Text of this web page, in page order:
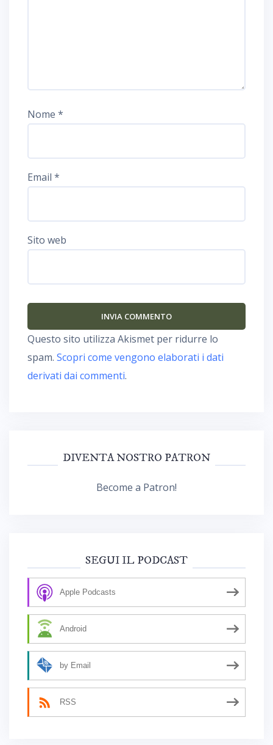
Nome *
Email *
Sito web
Questo sito utilizza Akismet per ridurre lo
spam. Scopri come vengono elaborati i dati
derivati dai commenti.
DIVENTA NOSTRO PATRON
Become a Patron!
SEGUI IL PODCAST
Apple Podcasts
Android
by Email
RSS